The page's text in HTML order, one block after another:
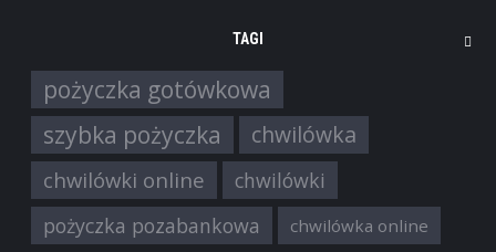
TAGI
pożyczka gotówkowa
szybka pożyczka
chwilówka
chwilówki online
chwilówki
pożyczka pozabankowa
chwilówka online